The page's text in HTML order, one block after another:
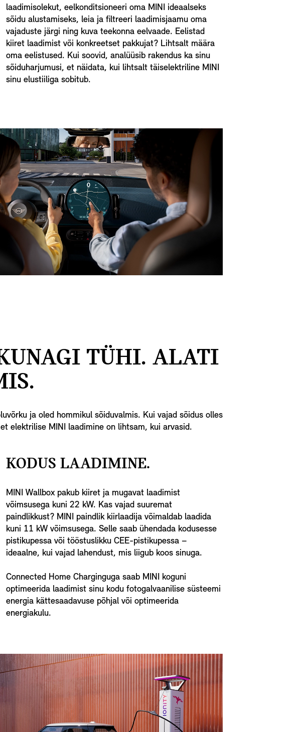
laadimisolekut, eelkonditsioneeri oma MINI ideaalseks
sõidu alustamiseks, leia ja filtreeri laadimisjaamu oma
vajaduste järgi ning kuva teekonna eelvaade. Eelistad
kiiret laadimist või konkreetset pakkujat? Lihtsalt määra
oma eelistused. Kui soovid, analüüsib rakendus ka sinu
sõiduharjumusi, et näidata, kui lihtsalt täiselektriline MINI
sinu elustiiliga sobitub.
TÜHI. ALATI
ja oled hommikul sõiduvalmis. Kui vajad sõidus olles
elektrilise MINI laadimine on lihtsam, kui arvasid.
KODUS LAADIMINE.
MINI Wallbox pakub kiiret ja mugavat laadimist
võimsusega kuni 22 kW. Kas vajad suuremat
paindlikkust? MINI paindlik kiirlaadija võimaldab laadida
kuni 11 kW võimsusega. Selle saab ühendada kodusesse
pistikupessa või tööstuslikku CEE-pistikupessa –
ideaalne, kui vajad lahendust, mis liigub koos sinuga.
Connected Home Charginguga saab MINI koguni
optimeerida laadimist sinu kodu fotogalvaanilise süsteemi
energia kättesaadavuse põhjal või optimeerida
energiakulu.